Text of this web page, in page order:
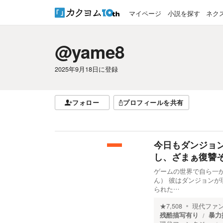
マイページ 小説を探す ネク
@yame8
2025年9月18日に登録
フォロー プロフィールを共有
今日もダンジョ
し、ざまぁ復讐
ゲームの世界で自ら一
ん） 彼はダンジョン
られた…
★7,508
現代ファ
残酷描写有り
暴